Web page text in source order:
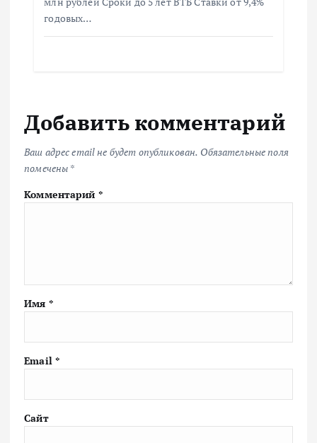
годовых…
Добавить комментарий
Ваш адрес email не будет опубликован. Обязательные поля
помечены *
Комментарий *
Имя *
Email *
Сайт